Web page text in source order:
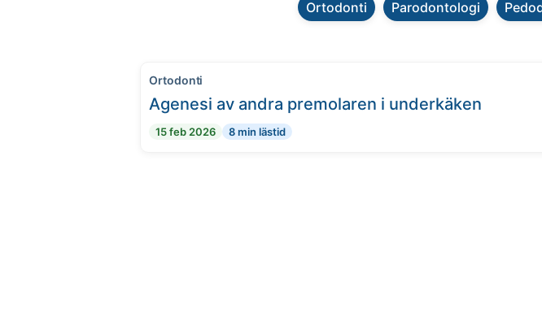
Ortodonti Parodontologi
Ortodonti
Agenesi av andra premolaren i underkäken
15 feb 2026 8 min lästid